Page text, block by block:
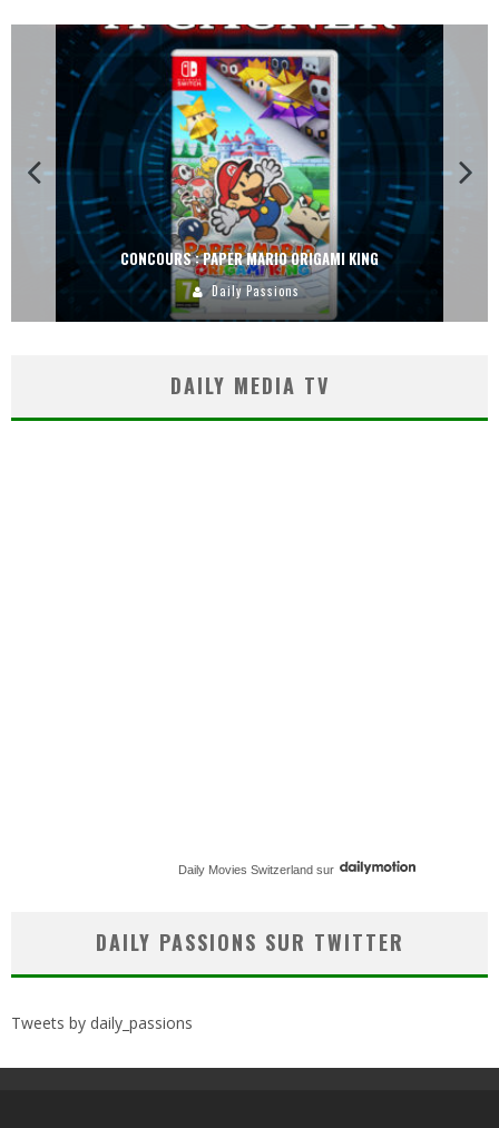
CONCOURS : PAPER MARIO ORIGAMI KING
Daily Passions
DAILY MEDIA TV
Daily Movies Switzerland sur
DAILY PASSIONS SUR TWITTER
Tweets by daily_passions